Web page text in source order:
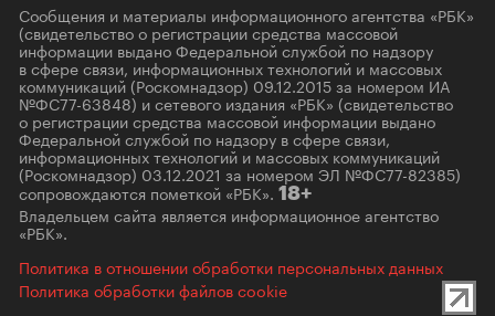
Сообщения и материалы информационного агентства «РБК»
(свидетельство о регистрации средства массовой
информации выдано Федеральной службой по надзору
в сфере связи, информационных технологий и массовых
коммуникаций (Роскомнадзор) 09.12.2015 за номером ИА
№ФС77-63848) и сетевого издания «РБК» (свидетельство
о регистрации средства массовой информации выдано
Федеральной службой по надзору в сфере связи,
информационных технологий и массовых коммуникаций
(Роскомнадзор) 03.12.2021 за номером ЭЛ №ФС77-82385)
сопровождаются пометкой «РБК». 18+
Владельцем сайта является информационное агентство
«РБК».
Политика в отношении обработки персональных данных
Политика обработки файлов cookie